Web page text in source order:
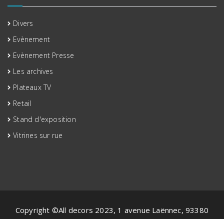
Divers
Evènement
Evènement Presse
Les archives
Plateaux TV
Retail
Stand d'exposition
Vitrines sur rue
Copyright ©All decors 2023, 1 avenue Laënnec, 93380